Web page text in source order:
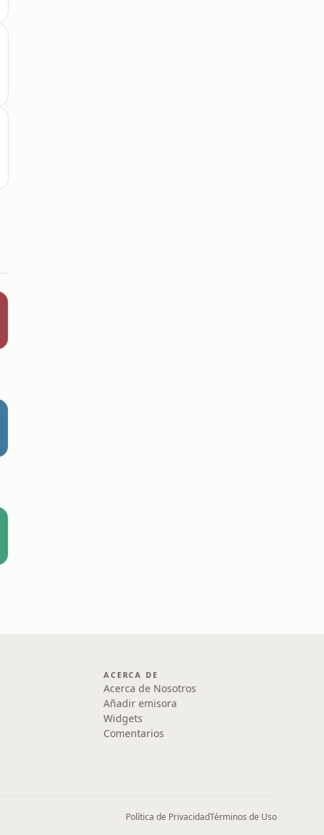
ACERCA DE
Acerca de Nosotros
Añadir emisora
Widgets
Comentarios
Política de PrivacidadTérminos de Uso